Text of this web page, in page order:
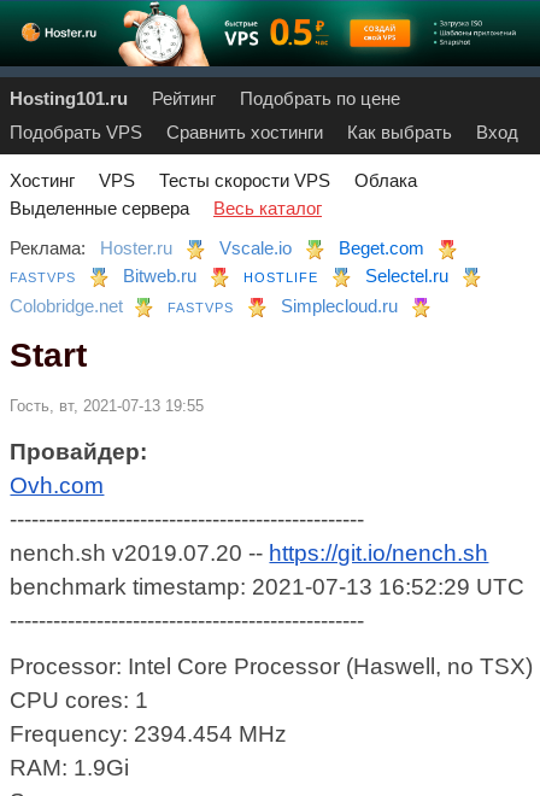
Hosting101.ru Рейтинг
Подобрать по цене
Подобрать VPS
Сравнить хостинги Как выбрать Вход
Хостинг VPS Тесты скорости VPS
Облака
Выделенные сервера
Весь каталог
Реклама:
Hoster.ru Vscale.io Beget.com
FASTVPS Bitweb.ru HOSTLIFE
Selectel.ru
Colobridge.net
FASTVPS Simplecloud.ru
Start
Гость, вт, 2021-07-13 19:55
Провайдер:
Ovh.com
-------------------------------------------------
nench.sh v2019.07.20 -- https://git.io/nench.sh
benchmark timestamp: 2021-07-13 16:52:29 UTC
-------------------------------------------------
Processor: Intel Core Processor (Haswell, no TSX)
CPU cores: 1
Frequency: 2394.454 MHz
RAM: 1.9Gi